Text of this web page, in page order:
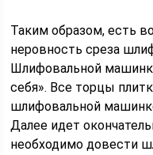
Таким образом, есть
неровность среза
Шлифовальной
себя». Все торцы
шлифовальной
Далее идет
необходимо довести